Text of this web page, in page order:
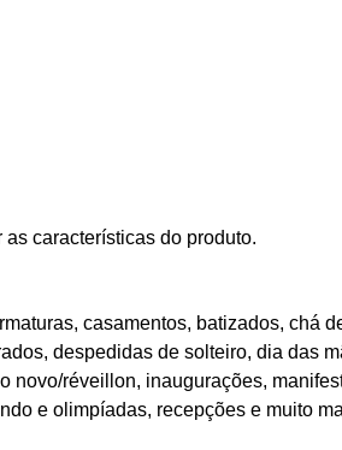
características do produto.
casamentos, batizados, chá
despedidas de solteiro, dia das
réveillon, inaugurações,
e olimpíadas, recepções e muito